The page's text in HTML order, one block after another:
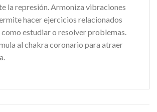
la represión. Armoniza vibraciones
hacer ejercicios relacionados
como estudiar o resolver problemas.
al chakra coronario para atraer